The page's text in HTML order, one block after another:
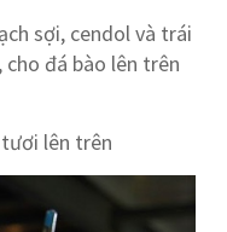
sợi, cendol và trái
cho đá bào lên trên
lên trên